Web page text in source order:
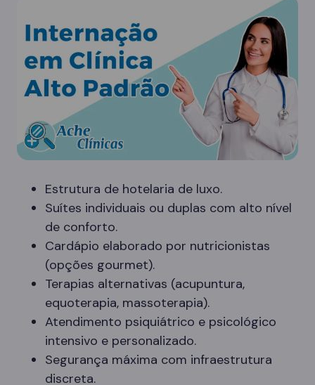
Estrutura de hotelaria de luxo.
Suítes individuais ou duplas com alto nível
de conforto.
Cardápio elaborado por nutricionistas
(opções gourmet).
Terapias alternativas (acupuntura,
equoterapia, massoterapia).
Atendimento psiquiátrico e psicológico
intensivo e personalizado.
Segurança máxima com infraestrutura
discreta.